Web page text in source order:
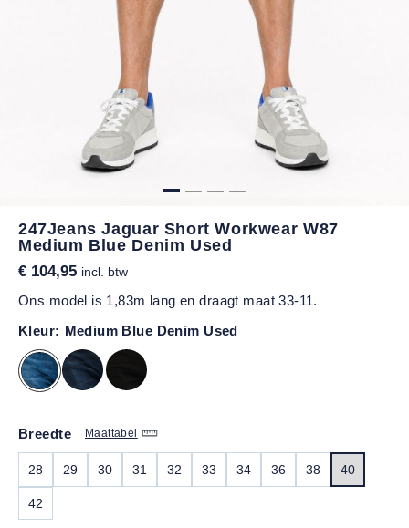
247Jeans Jaguar Short Workwear W87
Medium Blue Denim Used
€ 104,95 incl. btw
Ons model is 1,83m lang en draagt maat 33-11.
Kleur: Medium Blue Denim Used
Maattabel
Breedte
28 29 30 31 32 33 34 36 38 40
42